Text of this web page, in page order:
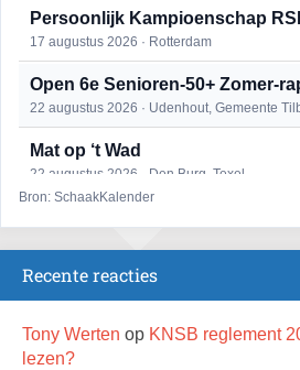
Persoonlijk Kampioenschap
17 augustus 2026 · Rotterdam
Open 6e Senioren-50+ Zomer-
22 augustus 2026 · Udenhout, Gemeente
Mat op ‘t Wad
22 augustus 2026 · Den Burg, Texel
2e Utrechts kroegloperstoernooi
Open Eemlandtoernooi 2026
Bron: SchaakKalender
Recente reacties
Tony Werten op KNSB reglement
lezen?